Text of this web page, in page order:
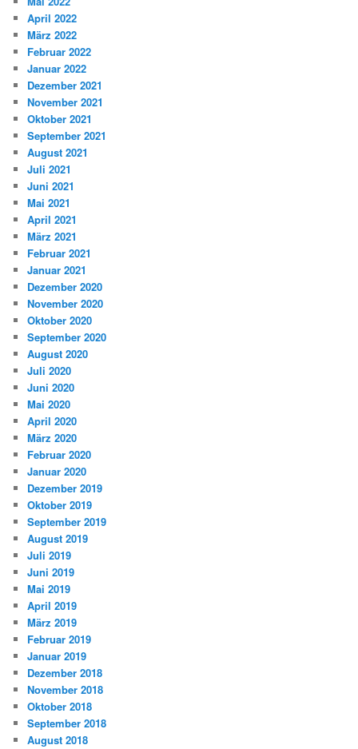
April 2022
März 2022
Februar 2022
Januar 2022
Dezember 2021
November 2021
Oktober 2021
September 2021
August 2021
Juli 2021
Juni 2021
Mai 2021
April 2021
März 2021
Februar 2021
Januar 2021
Dezember 2020
November 2020
Oktober 2020
September 2020
August 2020
Juli 2020
Juni 2020
Mai 2020
April 2020
März 2020
Februar 2020
Januar 2020
Dezember 2019
Oktober 2019
September 2019
August 2019
Juli 2019
Juni 2019
Mai 2019
April 2019
März 2019
Februar 2019
Januar 2019
Dezember 2018
November 2018
Oktober 2018
September 2018
August 2018